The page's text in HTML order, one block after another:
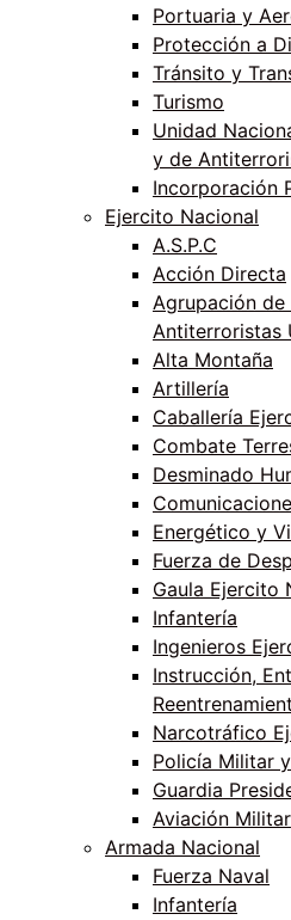
Portuaria y
Protección a
Tránsito y
Turismo
Unidad
y de
Incorporación
Ejercito Nacional
A.S.P.C
Acción Directa
Agrupación de
Antiterroristas
Alta Montaña
Artillería
Caballería
Combate
Desminado
Energético y
Fuerza de
Gaula Ejercito
Infantería
Ingenieros
Instrucción,
Narcotráfico
Policía Militar
Guardia
Aviación Militar
Armada Nacional
Fuerza Naval
Infantería